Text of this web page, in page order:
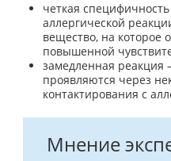
четкая
аллергической
вещество, на которое
повышенной
замедленная реакция
проявляются через
контактирования с
Мнение